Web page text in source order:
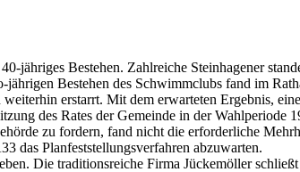
jähriges Bestehen. Zahlreiche Steinhagener
Bestehen des Schwimmclubs fand im
erstarrt. Mit dem erwarteten Ergebnis,
des Rates der Gemeinde in der Wahlperiode
zu fordern, fand nicht die erforderliche
das Planfeststellungsverfahren abzuwarten.
Die traditionsreiche Firma Jückemöller